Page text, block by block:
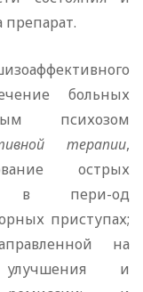
препарат.
больных
психозом
терапии,
острых
в пери-од
приступах;
на
улучшения и